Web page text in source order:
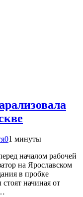
01 минуты
началом рабочей
на Ярославском
в пробке
начиная от